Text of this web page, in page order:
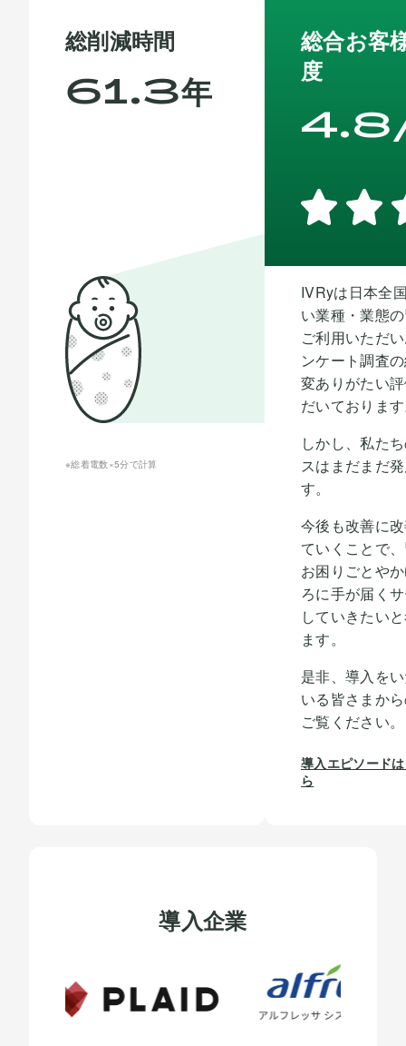
総削減時間
61.3年
※総着電数×5分で計算
総合お客
度
4.8
IVRyは日本全
い業種・業態
ご利用いただ
ンケート調査
変ありがたい
だいておりま
しかし、私た
スはまだまだ
す。
今後も改善に
ていくことで
お困りごとや
ろに手が届く
していきたい
ます。
是非、導入を
いる皆さまか
ご覧ください。
導入エピソード
ら
導入企業